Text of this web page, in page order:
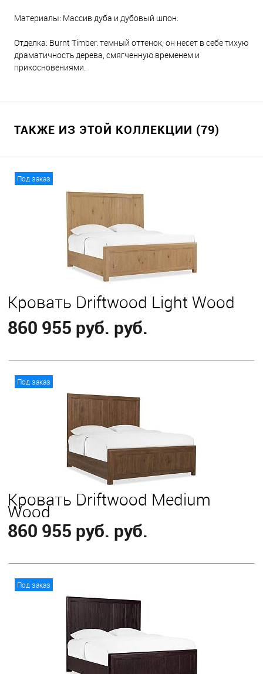
Материалы: Массив дуба и дубовый шпон.
Отделка: Burnt Timber: темный оттенок, он несет в себе тихую
драматичность дерева, смягченную временем и
прикосновениями.
ТАКЖЕ ИЗ ЭТОЙ КОЛЛЕКЦИИ (79)
Под заказ
Кровать Driftwood Light Wood
860 955 руб. руб.
Eastern King
Под заказ
Кровать Driftwood Medium
Wood
860 955 руб. руб.
Eastern King
Под заказ